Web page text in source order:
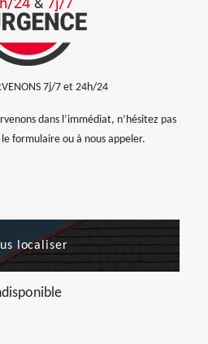
7j/7 et 24h/24
dans l’immédiat, n’hésitez pas
formulaire ou à nous appeler.
localiser